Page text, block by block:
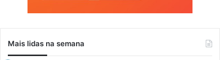
Mais lidas na semana